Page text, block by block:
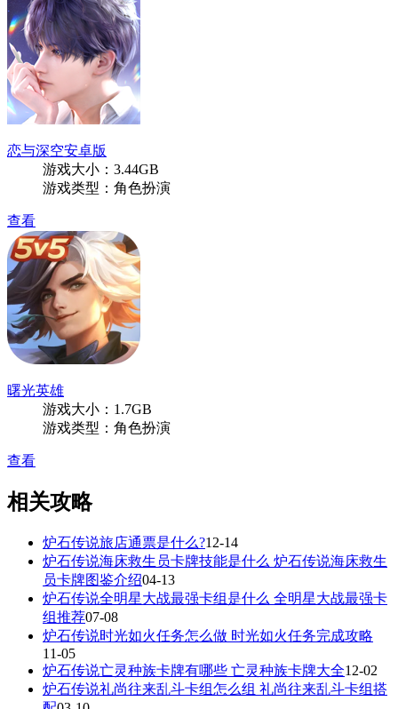
恋与深空安卓版
游戏大小：3.44GB
游戏类型：角色扮演
查看
曙光英雄
游戏大小：1.7GB
游戏类型：角色扮演
查看
相关攻略
炉石传说旅店通票是什么?12-14
炉石传说海床救生员卡牌技能是什么 炉石传说海床救生
员卡牌图鉴介绍04-13
炉石传说全明星大战最强卡组是什么 全明星大战最强卡
组推荐07-08
炉石传说时光如火任务怎么做 时光如火任务完成攻略
11-05
炉石传说亡灵种族卡牌有哪些 亡灵种族卡牌大全12-02
炉石传说礼尚往来乱斗卡组怎么组 礼尚往来乱斗卡组搭